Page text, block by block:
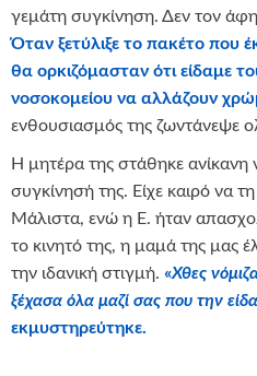
γεμάτη συγκίνηση. Δεν τον
Όταν ξετύλιξε το πακέτο που
θα ορκιζόμασταν ότι είδαμε
νοσοκομείου να αλλάζουν
ενθουσιασμός της ζωντάνεψε
Η μητέρα της στάθηκε ανίκανη
συγκίνησή της. Είχε καιρό να
Μάλιστα, ενώ η Ε. ήταν
το κινητό της, η μαμά της μας
την ιδανική στιγμή. «Χθες
ξέχασα όλα μαζί σας που την
εκμυστηρεύτηκε.